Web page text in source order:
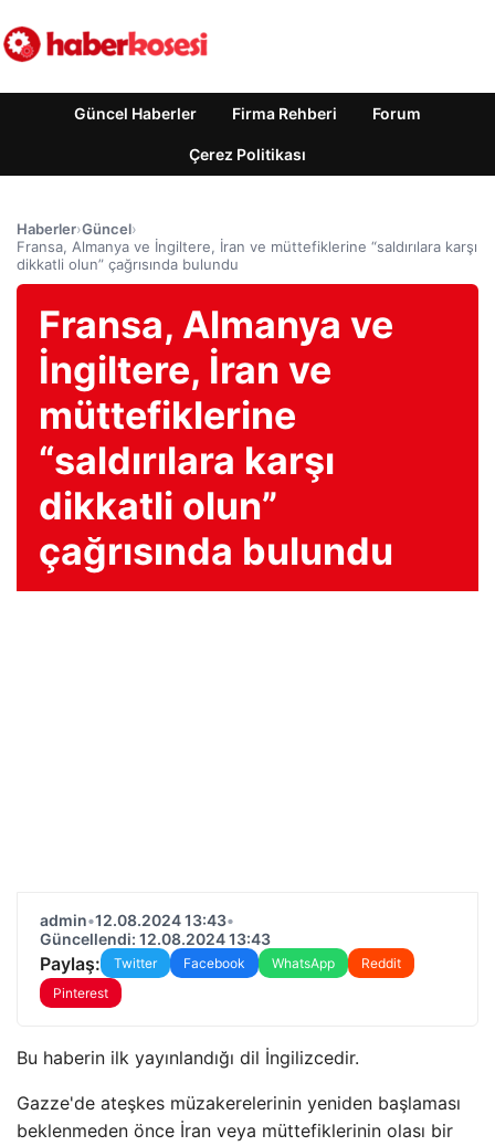
Güncel Haberler Firma Rehberi Forum
Çerez Politikası
Haberler›Güncel›
Fransa, Almanya ve İngiltere, İran ve müttefiklerine “saldırılara karşı
dikkatli olun” çağrısında bulundu
Fransa, Almanya ve
İngiltere, İran ve
müttefiklerine
“saldırılara karşı
dikkatli olun”
çağrısında bulundu
admin•12.08.2024 13:43•
Güncellendi: 12.08.2024 13:43
Paylaş: Twitter Facebook WhatsApp
Reddit
Pinterest
Bu haberin ilk yayınlandığı dil İngilizcedir.
Gazze'de ateşkes müzakerelerinin yeniden başlaması
beklenmeden önce İran veya müttefiklerinin olası bir